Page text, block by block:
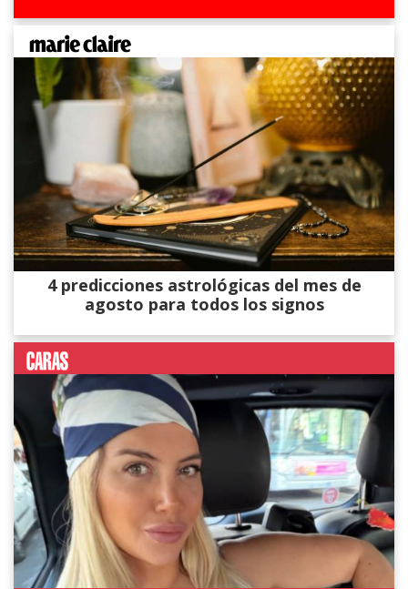
4 predicciones astrológicas del mes de
agosto para todos los signos